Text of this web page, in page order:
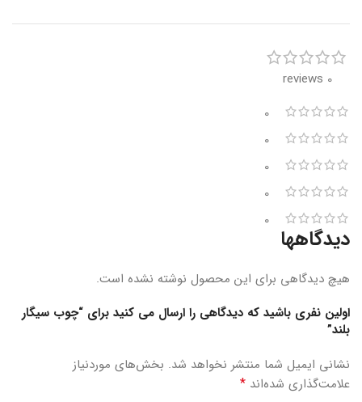
0 reviews
0
0
0
0
0
دیدگاهها
هیچ دیدگاهی برای این محصول نوشته نشده است.
اولین نفری باشید که دیدگاهی را ارسال می کنید برای “چوب سیگار
بلند”
نشانی ایمیل شما منتشر نخواهد شد. بخش‌های موردنیاز
علامت‌گذاری شده‌اند *